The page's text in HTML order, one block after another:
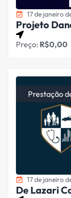
17 de janeiro
Projeto
Preço: R$0,00
Prestação
17 de janeiro
De Lazari